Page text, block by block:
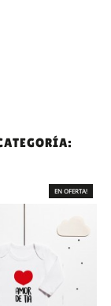
EN OFERTA!